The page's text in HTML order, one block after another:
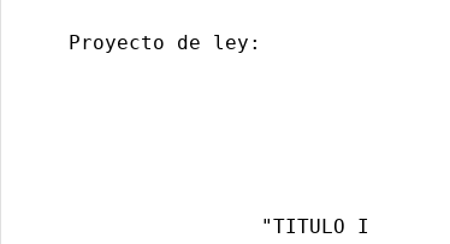
Proyecto de ley:
"TITULO I